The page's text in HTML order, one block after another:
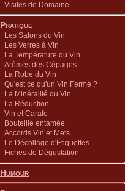
Visites de Domaine
Pratique
Les Salons du Vin
Les Verres à Vin
La Température du Vin
Arômes des Cépages
La Robe du Vin
Qu'est ce qu'un Vin Fermé ?
La Minéralité du Vin
La Réduction
Vin et Carafe
Bouteille entamée
Accords Vin et Mets
Le Décollage d'Étiquettes
Fiches de Dégustation
Humour